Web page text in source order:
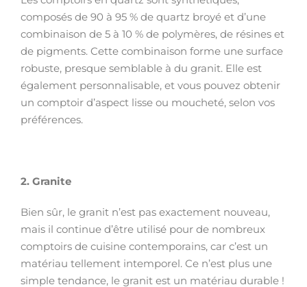
composés de 90 à 95 % de quartz broyé et d’une
combinaison de 5 à 10 % de polymères, de résines et
de pigments. Cette combinaison forme une surface
robuste, presque semblable à du granit. Elle est
également personnalisable, et vous pouvez obtenir
un comptoir d’aspect lisse ou moucheté, selon vos
préférences.
2. Granite
Bien sûr, le granit n’est pas exactement nouveau,
mais il continue d’être utilisé pour de nombreux
comptoirs de cuisine contemporains, car c’est un
matériau tellement intemporel. Ce n’est plus une
simple tendance, le granit est un matériau durable !